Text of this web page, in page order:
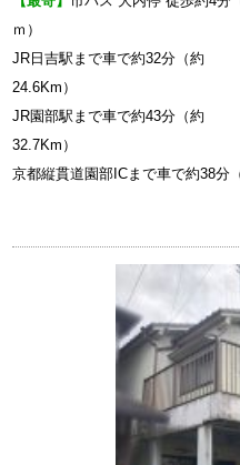
JR日吉駅まで車で約32分（約
JR園部駅まで車で約43分（約
京都縦貫道園部ICまで車で約38分